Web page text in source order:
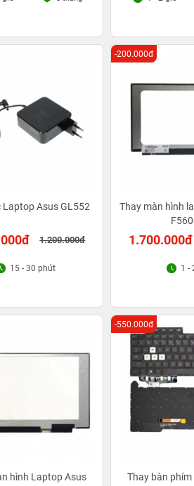
Laptop Asus GL552
1.200.000đ
15 - 30 phút
Thay màn hình
1.700.000đ
-200.000đ
1 -
hình Laptop Asus
Thay bàn
-550.000đ